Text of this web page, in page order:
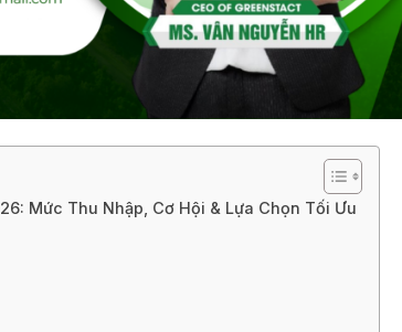
Mức Thu Nhập, Cơ Hội & Lựa Chọn Tối Ưu